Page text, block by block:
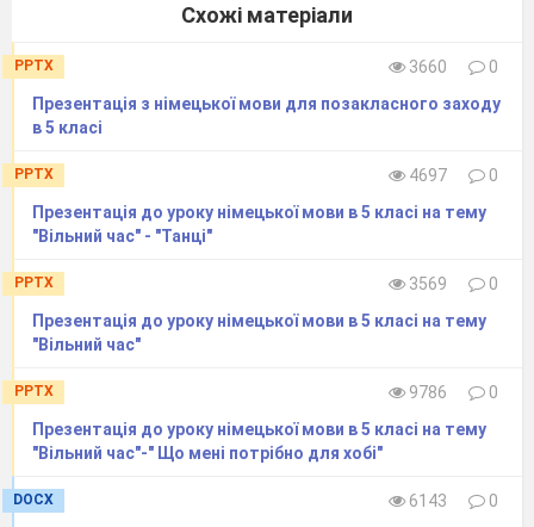
Схожі матеріали
PPTX 3660
0
Презентація з німецької мови для позакласного заходу
в 5 класі
PPTX 4697
0
Презентація до уроку німецької мови в 5 класі на тему
"Вільний час" - "Танці"
PPTX 3569
0
Презентація до уроку німецької мови в 5 класі на тему
"Вільний час"
PPTX 9786
0
Презентація до уроку німецької мови в 5 класі на тему
"Вільний час"-" Що мені потрібно для хобі"
DOCX 6143
0